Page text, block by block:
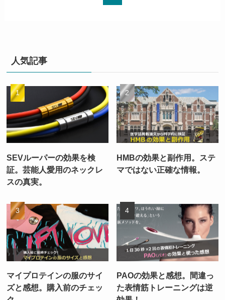
人気記事
SEVルーパーの効果を検
証。芸能人愛用のネックレ
スの真実。
HMBの効果と副作用。ステ
マではない正確な情報。
マイプロテインの服のサイ
ズと感想。購入前のチェッ
PAOの効果と感想。間違っ
た表情筋トレーニングは逆